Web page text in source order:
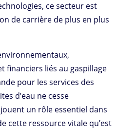
ce secteur est
de carrière de plus en plus
financiers liés au gaspillage
pour les services des
d’eau ne cesse
un rôle essentiel dans
cette ressource vitale qu’est